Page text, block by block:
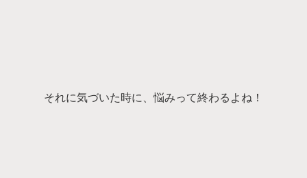
それに気づいた時に、悩みって終わるよね！